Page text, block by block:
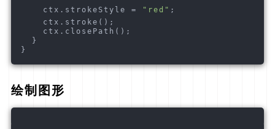
ctx.strokeStyle = "red" ;
ctx.stroke();
ctx.closePath();
}
}
绘制图形